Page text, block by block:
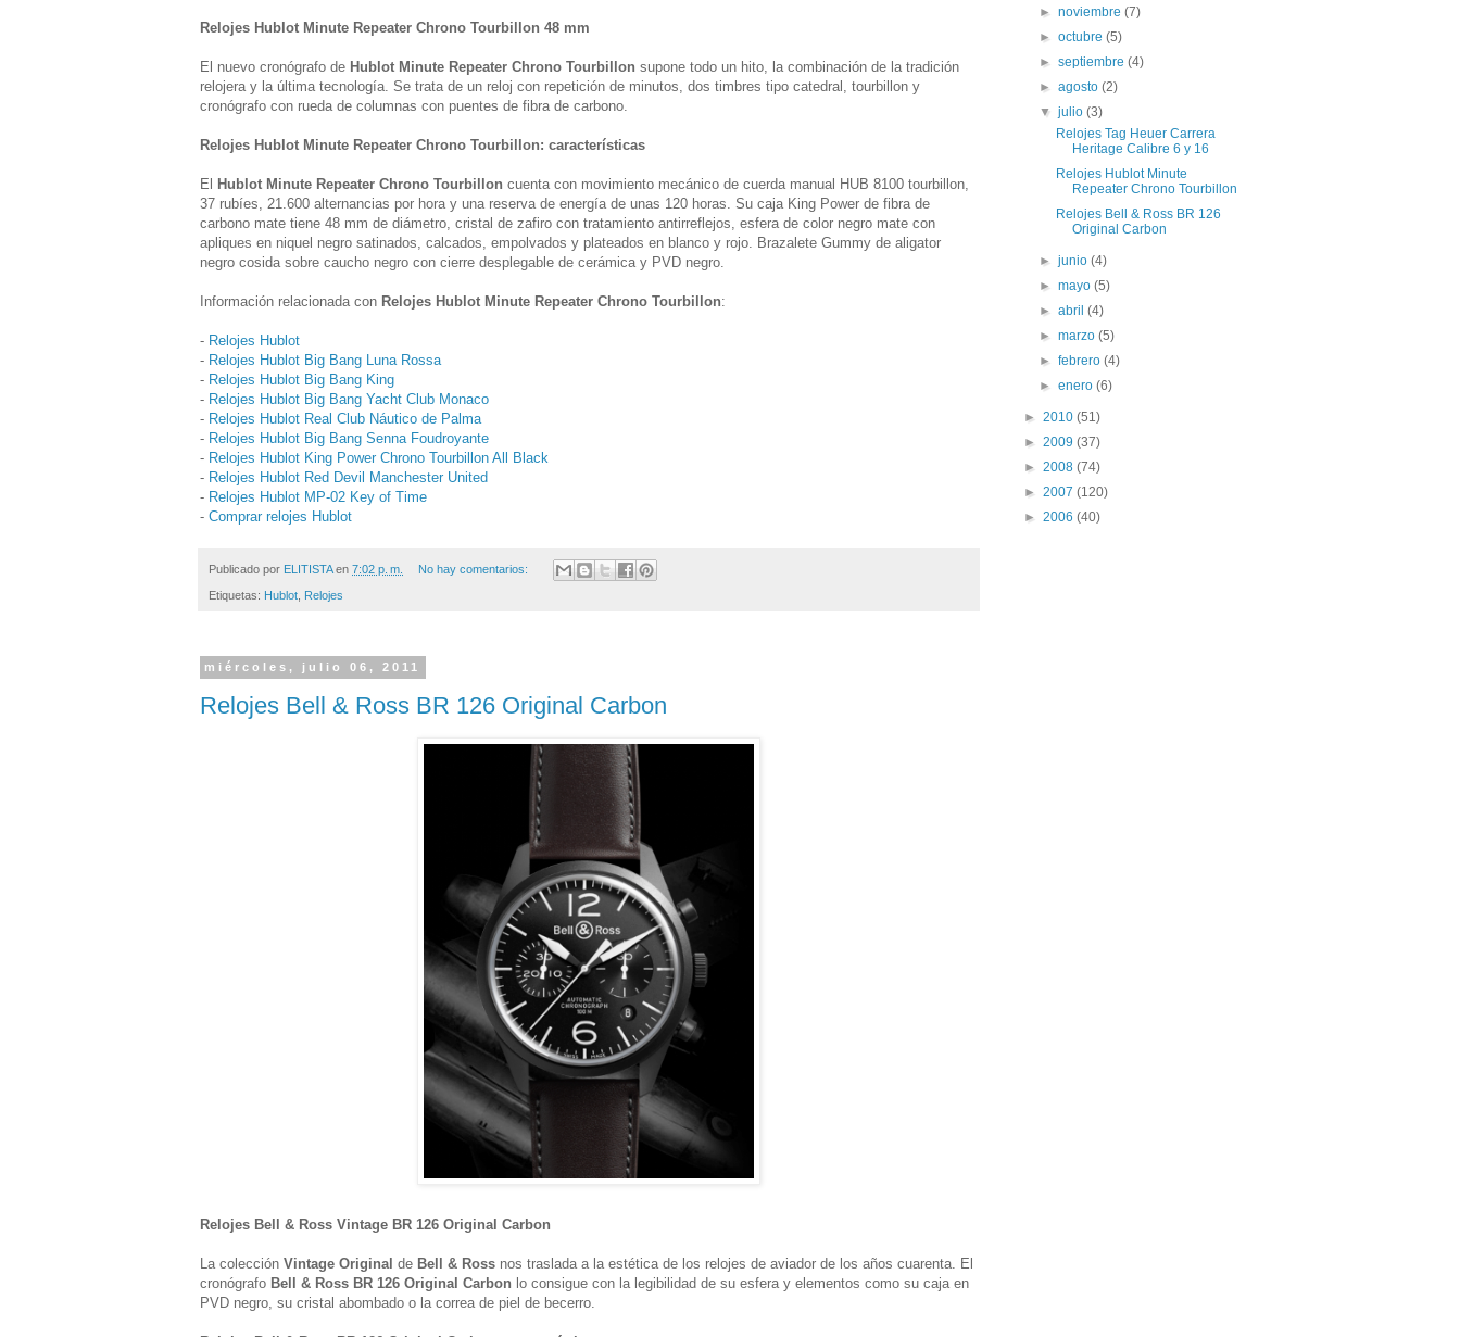
Relojes Hublot Minute Repeater Chrono Tourbillon 48 mm
El nuevo cronógrafo de Hublot Minute Repeater Chrono Tourbillon supone todo un hito, la combinación de la tradición
relojera y la última tecnología. Se trata de un reloj con repetición de minutos, dos timbres tipo catedral, tourbillon y
cronógrafo con rueda de columnas con puentes de fibra de carbono.
Relojes Hublot Minute Repeater Chrono Tourbillon: características
El Hublot Minute Repeater Chrono Tourbillon cuenta con movimiento mecánico de cuerda manual HUB 8100 tourbillon,
37 rubíes, 21.600 alternancias por hora y una reserva de energía de unas 120 horas. Su caja King Power de fibra de
carbono mate tiene 48 mm de diámetro, cristal de zafiro con tratamiento antirreflejos, esfera de color negro mate con
apliques en niquel negro satinados, calcados, empolvados y plateados en blanco y rojo. Brazalete Gummy de aligator
negro cosida sobre caucho negro con cierre desplegable de cerámica y PVD negro.
Información relacionada con Relojes Hublot Minute Repeater Chrono Tourbillon:
- Relojes Hublot
- Relojes Hublot Big Bang Luna Rossa
- Relojes Hublot Big Bang King
- Relojes Hublot Big Bang Yacht Club Monaco
- Relojes Hublot Real Club Náutico de Palma
- Relojes Hublot Big Bang Senna Foudroyante
- Relojes Hublot King Power Chrono Tourbillon All Black
- Relojes Hublot Red Devil Manchester United
- Relojes Hublot MP-02 Key of Time
- Comprar relojes Hublot
Publicado por ELITISTA en 7:02 p. m. No hay comentarios:
Etiquetas: Hublot Relojes
miércoles, julio 06, 2011
Relojes Bell & Ross BR 126 Original Carbon
Relojes Bell & Ross Vintage BR 126 Original Carbon
La colección Vintage Original de Bell & Ross nos traslada a la estética de los relojes de aviador de los años cuarenta. El
cronógrafo Bell & Ross BR 126 Original Carbon lo consigue con la legibilidad de su esfera y elementos como su caja en
PVD negro, su cristal abombado o la correa de piel de becerro.
►noviembre(7)
►octubre(5)
►septiembre(4)
►agosto(2)
▼julio(3)
Relojes Tag Heuer Carrera
Heritage Calibre 6 y 16
Relojes Hublot Minute
Repeater Chrono Tourbillon
Relojes Bell & Ross BR 126
Original Carbon
►junio(4)
►mayo(5)
►abril(4)
►marzo(5)
►febrero(4)
►enero(6)
► 2010 (51)
► 2009 (37)
► 2008 (74)
► 2007 (120)
► 2006 (40)